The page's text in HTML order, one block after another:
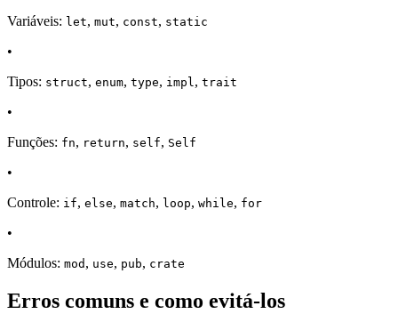
Variáveis: let, mut, const, static
•
Tipos: struct, enum, type, impl, trait
•
Funções: fn, return, self, Self
•
Controle: if, else, match, loop, while, for
•
Módulos: mod , use, pub, crate
Erros comuns e como evitá-los